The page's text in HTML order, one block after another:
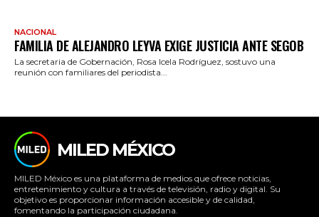
NACIONAL
FAMILIA DE ALEJANDRO LEYVA EXIGE JUSTICIA ANTE SEGOB
La secretaria de Gobernación, Rosa Icela Rodríguez, sostuvo una
reunión con familiares del periodista...
MILED MÉXICO
MILED México es una plataforma de medios que ofrece noticias,
entretenimiento y cultura a través de televisión, radio y digital. Su
objetivo es proporcionar información accesible y de calidad,
fomentando la participación ciudadana.